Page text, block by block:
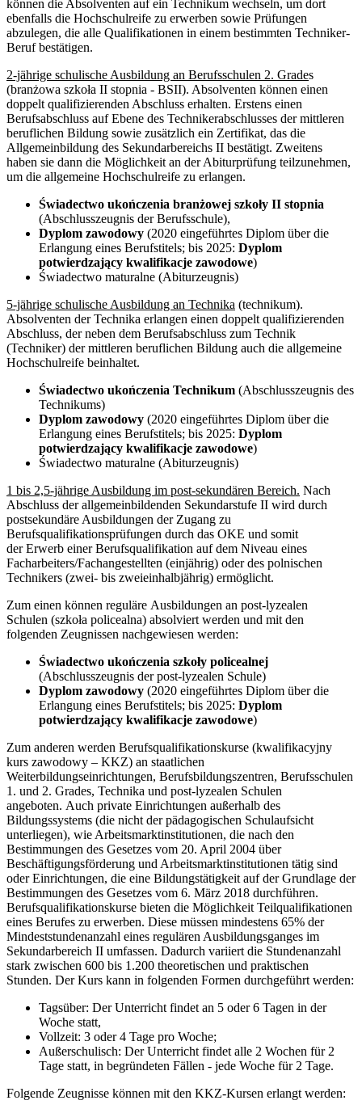
können die Absolventen auf ein Technikum wechseln, um dort
ebenfalls die Hochschulreife zu erwerben sowie Prüfungen
abzulegen, die alle Qualifikationen in einem bestimmten Techniker-
Beruf bestätigen.
2-jährige schulische Ausbildung an Berufsschulen 2. Grades
(branżowa szkoła II stopnia - BSII). Absolventen können einen
doppelt qualifizierenden Abschluss erhalten. Erstens einen
Berufsabschluss auf Ebene des Technikerabschlusses der mittleren
beruflichen Bildung sowie zusätzlich ein Zertifikat, das die
Allgemeinbildung des Sekundarbereichs II bestätigt. Zweitens
haben sie dann die Möglichkeit an der Abiturprüfung teilzunehmen,
um die allgemeine Hochschulreife zu erlangen.
Świadectwo ukończenia branżowej szkoły II stopnia
(Abschlusszeugnis der Berufsschule),
Dyplom zawodowy (2020 eingeführtes Diplom über die
Erlangung eines Berufstitels; bis 2025: Dyplom
potwierdzający kwalifikacje zawodowe)
Świadectwo maturalne (Abiturzeugnis)
5-jährige schulische Ausbildung an Technika (technikum).
Absolventen der Technika erlangen einen doppelt qualifizierenden
Abschluss, der neben dem Berufsabschluss zum Technik
(Techniker) der mittleren beruflichen Bildung auch die allgemeine
Hochschulreife beinhaltet.
Świadectwo ukończenia Technikum (Abschlusszeugnis des
Technikums)
Dyplom zawodowy (2020 eingeführtes Diplom über die
Erlangung eines Berufstitels; bis 2025: Dyplom
potwierdzający kwalifikacje zawodowe)
Świadectwo maturalne (Abiturzeugnis)
1 bis 2,5-jährige Ausbildung im post-sekundären Bereich. Nach
Abschluss der allgemeinbildenden Sekundarstufe II wird durch
postsekundäre Ausbildungen der Zugang zu
Berufsqualifikationsprüfungen durch das OKE und somit
der Erwerb einer Berufsqualifikation auf dem Niveau eines
Facharbeiters/Fachangestellten (einjährig) oder des polnischen
Technikers (zwei- bis zweieinhalbjährig) ermöglicht.
Zum einen können reguläre Ausbildungen an post-lyzealen
Schulen (szkoła policealna) absolviert werden und mit den
folgenden Zeugnissen nachgewiesen werden:
Świadectwo ukończenia szkoły policealnej
(Abschlusszeugnis der post-lyzealen Schule)
Dyplom zawodowy (2020 eingeführtes Diplom über die
Erlangung eines Berufstitels; bis 2025: Dyplom
potwierdzający kwalifikacje zawodowe)
Zum anderen werden Berufsqualifikationskurse (kwalifikacyjny
kurs zawodowy – KKZ) an staatlichen
Weiterbildungseinrichtungen, Berufsbildungszentren, Berufsschulen
1. und 2. Grades, Technika und post-lyzealen Schulen
angeboten. Auch private Einrichtungen außerhalb des
Bildungssystems (die nicht der pädagogischen Schulaufsicht
unterliegen), wie Arbeitsmarktinstitutionen, die nach den
Bestimmungen des Gesetzes vom 20. April 2004 über
Beschäftigungsförderung und Arbeitsmarktinstitutionen tätig sind
oder Einrichtungen, die eine Bildungstätigkeit auf der Grundlage der
Bestimmungen des Gesetzes vom 6. März 2018 durchführen.
Berufsqualifikationskurse bieten die Möglichkeit Teilqualifikationen
eines Berufes zu erwerben. Diese müssen mindestens 65% der
Mindeststundenanzahl eines regulären Ausbildungsganges im
Sekundarbereich II umfassen. Dadurch variiert die Stundenanzahl
stark zwischen 600 bis 1.200 theoretischen und praktischen
Stunden. Der Kurs kann in folgenden Formen durchgeführt werden:
Tagsüber: Der Unterricht findet an 5 oder 6 Tagen in der
Woche statt,
Vollzeit: 3 oder 4 Tage pro Woche;
Außerschulisch: Der Unterricht findet alle 2 Wochen für 2
Tage statt, in begründeten Fällen - jede Woche für 2 Tage.
Folgende Zeugnisse können mit den KKZ-Kursen erlangt werden: